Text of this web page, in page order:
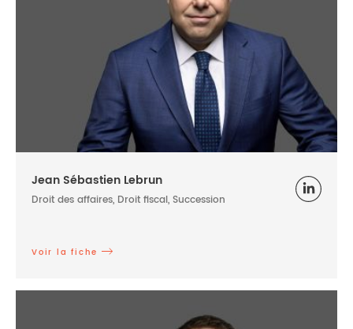
Jean Sébastien Lebrun
Droit des affaires, Droit fiscal, Succession
Voir la fiche